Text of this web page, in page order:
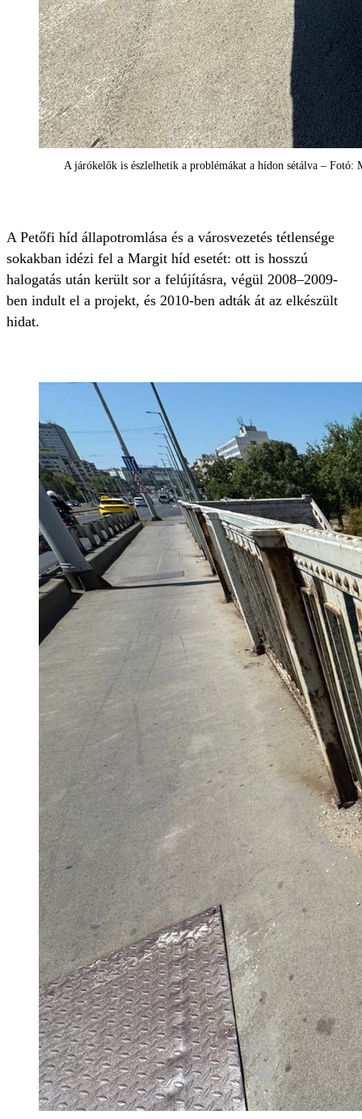
A járókelők is észlelhetik a problémákat a hídon sétálva – Fotó:
A Petőfi híd állapotromlása és a városvezetés tétlensége
sokakban idézi fel a Margit híd esetét: ott is hosszú
halogatás után került sor a felújításra, végül 2008–2009-
ben indult el a projekt, és 2010-ben adták át az elkészült
hidat.